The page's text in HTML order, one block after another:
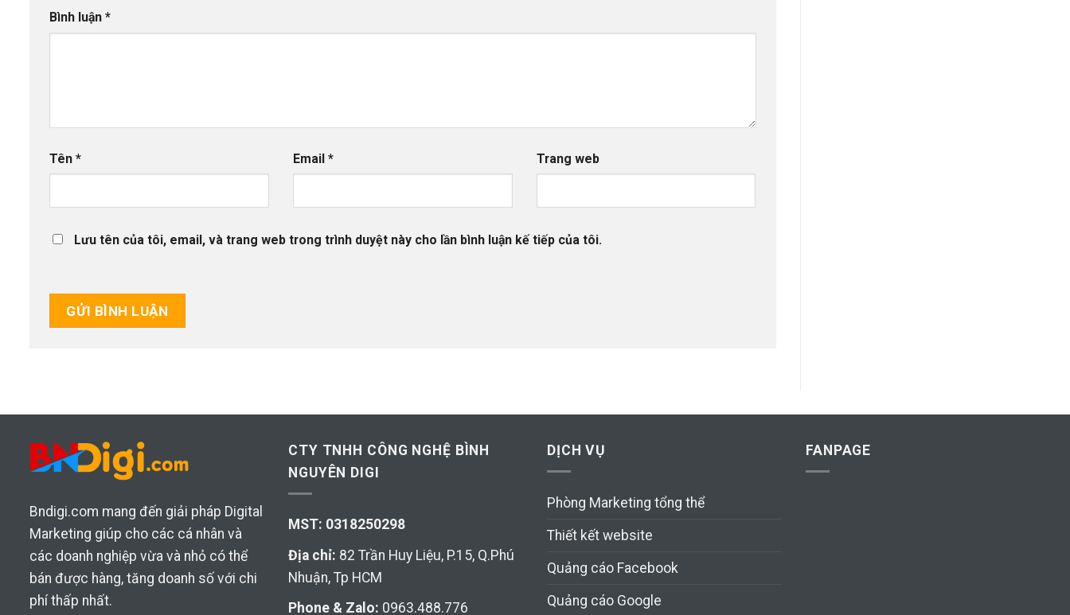
Bình luận *
Tên * Email * Trang web
Lưu tên của tôi, email, và trang web trong trình duyệt này cho lần bình luận kế tiếp của tôi.
Bndigi.com mang đến giải pháp Digital
Marketing giúp cho các cá nhân và
các doanh nghiệp vừa và nhỏ có thể
bán được hàng, tăng doanh số với chi
phí thấp nhất.
CTY TNHH CÔNG NGHỆ BÌNH
NGUYÊN DIGI
MST: 0318250298
Địa chỉ: 82 Trần Huy Liệu, P.15, Q.Phú
Nhuận, Tp HCM
Phone & Zalo: 0963.488.776
DỊCH VỤ
Phòng Marketing tổng thể
Thiết kết website
Quảng cáo Facebook
Quảng cáo Google
FANPAGE